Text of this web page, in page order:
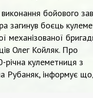
виконання бойового
загинув боєць
механізованої
Олег Койляк. Про
річна кулеметниця з
Рубаняк, інформує